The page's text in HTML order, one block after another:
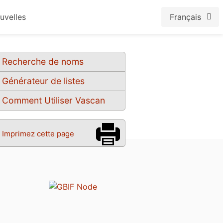
Français
Recherche de noms
Générateur de listes
Comment Utiliser Vascan
Imprimez cette page